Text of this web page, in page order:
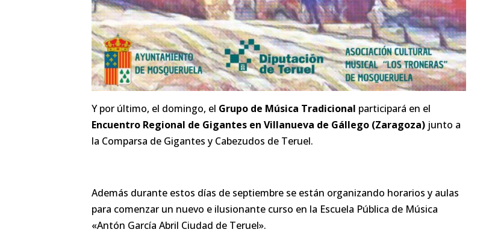
Y por último, el domingo, el Grupo de Música Tradicional participará en el
Encuentro Regional de Gigantes en Villanueva de Gállego (Zaragoza) junto a
la Comparsa de Gigantes y Cabezudos de Teruel.
Además durante estos días de septiembre se están organizando horarios y aulas
para comenzar un nuevo e ilusionante curso en la Escuela Pública de Música
«Antón García Abril Ciudad de Teruel».